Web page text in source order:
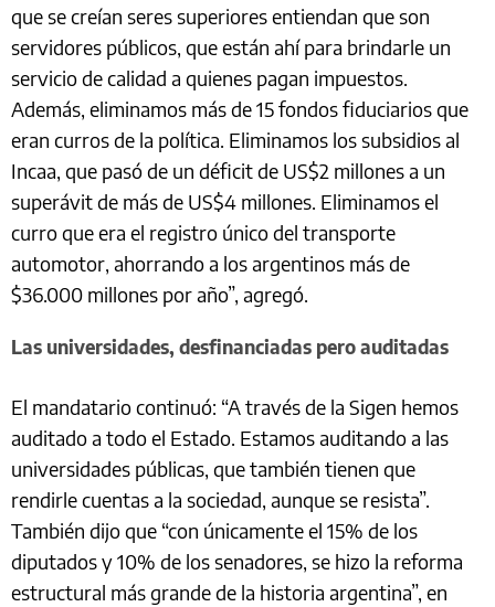
que se creían seres superiores entiendan que son
servidores públicos, que están ahí para brindarle un
servicio de calidad a quienes pagan impuestos.
Además, eliminamos más de 15 fondos fiduciarios que
eran curros de la política. Eliminamos los subsidios al
Incaa, que pasó de un déficit de US$2 millones a un
superávit de más de US$4 millones. Eliminamos el
curro que era el registro único del transporte
automotor, ahorrando a los argentinos más de
$36.000 millones por año”, agregó.
Las universidades, desfinanciadas pero auditadas
El mandatario continuó: “A través de la Sigen hemos
auditado a todo el Estado. Estamos auditando a las
universidades públicas, que también tienen que
rendirle cuentas a la sociedad, aunque se resista”.
También dijo que “con únicamente el 15% de los
diputados y 10% de los senadores, se hizo la reforma
estructural más grande de la historia argentina”, en